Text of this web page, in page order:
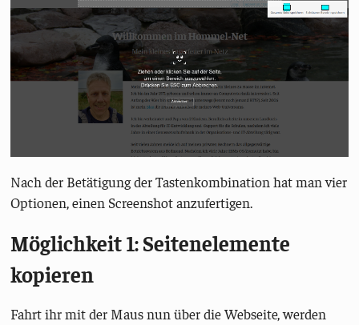
Nach der Betätigung der Tastenkombination hat man vier
Optionen, einen Screenshot anzufertigen.
Möglichkeit 1: Seitenelemente
kopieren
Fahrt ihr mit der Maus nun über die Webseite, werden